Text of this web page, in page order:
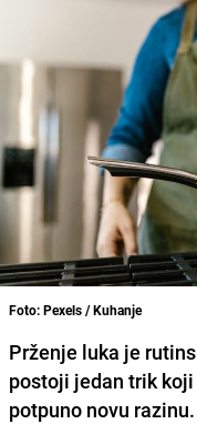
Foto: Pexels / Kuhanje
Prženje luka je
postoji jedan trik
potpuno novu razinu.